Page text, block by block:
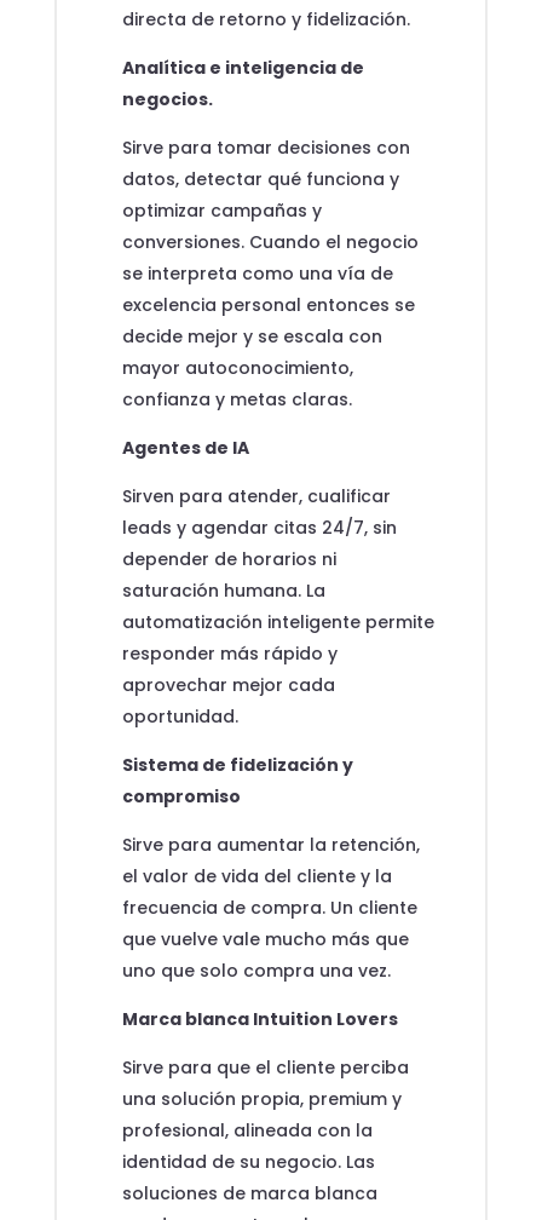
directa de retorno y fidelización.
Analítica e inteligencia de
negocios.
Sirve para tomar decisiones con
datos, detectar qué funciona y
optimizar campañas y
conversiones. Cuando el negocio
se interpreta como una vía de
excelencia personal entonces se
decide mejor y se escala con
mayor autoconocimiento,
confianza y metas claras.
Agentes de IA
Sirven para atender, cualificar
leads y agendar citas 24/7, sin
depender de horarios ni
saturación humana. La
automatización inteligente permite
responder más rápido y
aprovechar mejor cada
oportunidad.
Sistema de fidelización y
compromiso
Sirve para aumentar la retención,
el valor de vida del cliente y la
frecuencia de compra. Un cliente
que vuelve vale mucho más que
uno que solo compra una vez.
Marca blanca Intuition Lovers
Sirve para que el cliente perciba
una solución propia, premium y
profesional, alineada con la
identidad de su negocio. Las
soluciones de marca blanca